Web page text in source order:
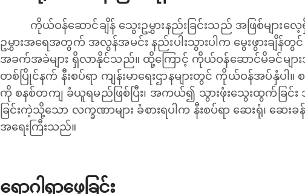
ကိုယ်ဝန်ဆောင်ချိန် သွေးဥမွှားနည်းခြင်းသည် အဖြစ်များလေ့
ဥမွှားအရေအတွက် အလွန်အမင်း နည်းပါးသွားပါက မွေးဖွားချိန်တွ
အခက်အခဲများ ရှိလာနိုင်သည်။ ထို့ကြောင့် ကိုယ်ဝန်ဆောင်မိခင်မျာ
တစ်ပြိုင်နက် နီးစပ်ရာ ကျန်းမာရေးဌာနများတွင် ကိုယ်ဝန်အပ်နှံပါ။
ကို စနစ်တကျ ခံယူရမည်ဖြစ်ပြီး၊ အကယ်၍ သွားဖုံးသွေးထွက်ခြင်း
ခြင်းကဲ့သို့သော လက္ခဏာများ ခံစားရပါက နီးစပ်ရာ ဆေးရုံ၊ ဆေးခ
အရေးကြီးသည်။
ရောဂါရှာဖွေခြင်း